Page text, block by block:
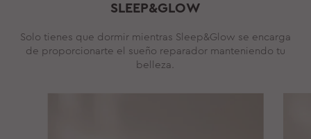
SLEEP&GLOW
Solo tienes que dormir mientras Sleep&Glow se encarga
de proporcionarte el sueño reparador manteniendo tu
belleza.